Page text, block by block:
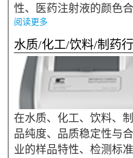
性、医药注射液的颜色
度评估，都离不开一台
它直接决定产品合格率
规生产的关键设备...
阅读更多
水质/化工/饮料/制药
在水质、化工、饮料、
品纯度、品质稳定性与
业的样品特性、检测标